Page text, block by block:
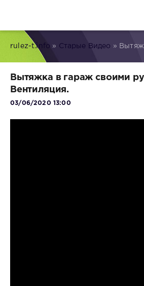
rulez-t.info » Старые Видео »
Вытяжка в гараж своими
Вентиляция.
03/06/2020 13:00